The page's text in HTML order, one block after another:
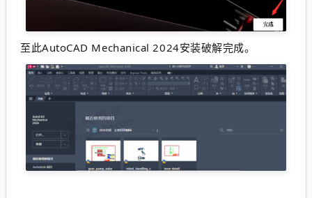
至此AutoCAD Mechanical 2024安装破解完成。